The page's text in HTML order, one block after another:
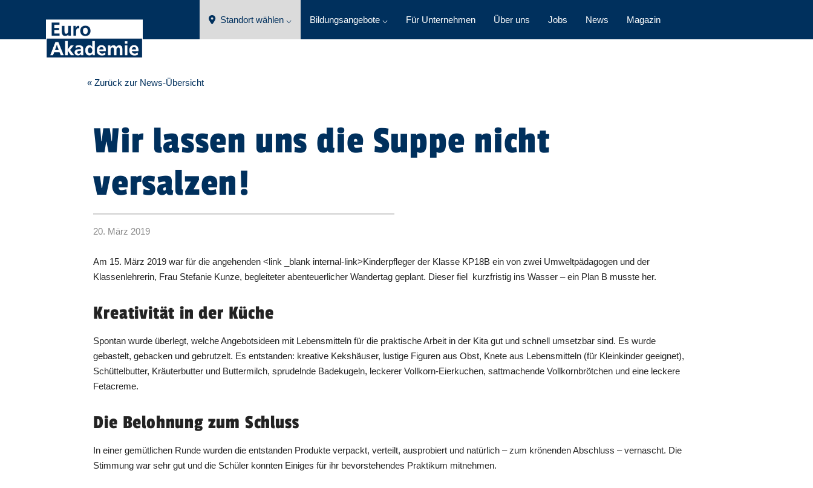
Standort wählen ⌵ Bildungsangebote ⌵ Für Unternehmen Über uns Jobs News Magazin
« Zurück zur News-Übersicht
Wir lassen uns die Suppe nicht
versalzen!
20. März 2019
Am 15. März 2019 war für die angehenden <link _blank internal-link>Kinderpfleger der Klasse KP18B ein von zwei Umweltpädagogen und der
Klassenlehrerin, Frau Stefanie Kunze, begleiteter abenteuerlicher Wandertag geplant. Dieser fiel kurzfristig ins Wasser – ein Plan B musste her.
Kreativität in der Küche
Spontan wurde überlegt, welche Angebotsideen mit Lebensmitteln für die praktische Arbeit in der Kita gut und schnell umsetzbar sind. Es wurde
gebastelt, gebacken und gebrutzelt. Es entstanden: kreative Kekshäuser, lustige Figuren aus Obst, Knete aus Lebensmitteln (für Kleinkinder geeignet),
Schüttelbutter, Kräuterbutter und Buttermilch, sprudelnde Badekugeln, leckerer Vollkorn-Eierkuchen, sattmachende Vollkornbrötchen und eine leckere
Fetacreme.
Die Belohnung zum Schluss
In einer gemütlichen Runde wurden die entstanden Produkte verpackt, verteilt, ausprobiert und natürlich – zum krönenden Abschluss – vernascht. Die
Stimmung war sehr gut und die Schüler konnten Einiges für ihr bevorstehendes Praktikum mitnehmen.